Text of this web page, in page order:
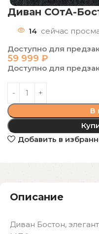
Диван СОтА-
14 сейчас
Доступно для
59 999 ₽
Доступно для
В
Добавить в
Описание
Диван Бостон,